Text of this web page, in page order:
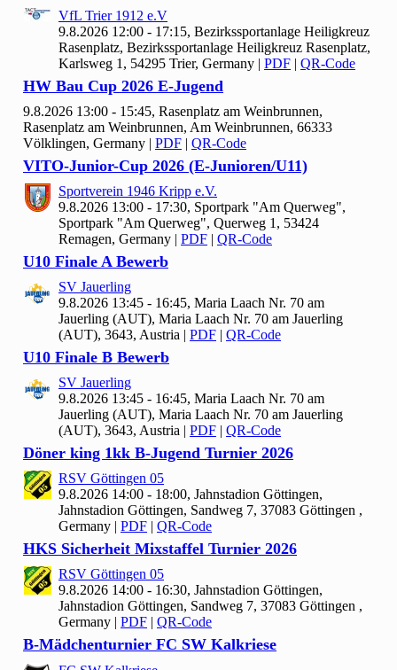
VfL Trier 1912 e.V
9.8.2026 12:00 - 17:15, Bezirkssportanlage Heiligkreuz
Rasenplatz, Bezirkssportanlage Heiligkreuz Rasenplatz,
Karlsweg 1, 54295 Trier, Germany | PDF | QR-Code
HW Bau Cup 2026 E-Jugend
9.8.2026 13:00 - 15:45, Rasenplatz am Weinbrunnen,
Rasenplatz am Weinbrunnen, Am Weinbrunnen, 66333
Völklingen, Germany | PDF | QR-Code
VITO-Junior-Cup 2026 (E-Junioren/U11)
Sportverein 1946 Kripp e.V.
9.8.2026 13:00 - 17:30, Sportpark "Am Querweg",
Sportpark "Am Querweg", Querweg 1, 53424
Remagen, Germany | PDF | QR-Code
U10 Finale A Bewerb
SV Jauerling
9.8.2026 13:45 - 16:45, Maria Laach Nr. 70 am
Jauerling (AUT), Maria Laach Nr. 70 am Jauerling
(AUT), 3643, Austria | PDF | QR-Code
U10 Finale B Bewerb
SV Jauerling
9.8.2026 13:45 - 16:45, Maria Laach Nr. 70 am
Jauerling (AUT), Maria Laach Nr. 70 am Jauerling
(AUT), 3643, Austria | PDF | QR-Code
Döner king 1kk B-Jugend Turnier 2026
RSV Göttingen 05
9.8.2026 14:00 - 18:00, Jahnstadion Göttingen,
Jahnstadion Göttingen, Sandweg 7, 37083 Göttingen ,
Germany | PDF | QR-Code
HKS Sicherheit Mixstaffel Turnier 2026
RSV Göttingen 05
9.8.2026 14:00 - 16:30, Jahnstadion Göttingen,
Jahnstadion Göttingen, Sandweg 7, 37083 Göttingen ,
Germany
PDF QR-Code
B-Mädchenturnier FC SW Kalkriese